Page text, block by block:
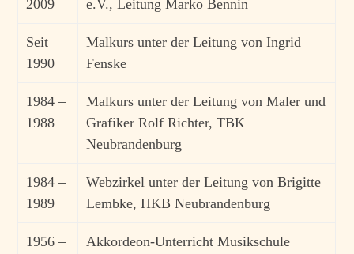
2009
e.V., Leitung Marko Bennin
Seit
1990
Malkurs unter der Leitung von Ingrid
Fenske
1984 –
1988
Malkurs unter der Leitung von Maler und
Grafiker Rolf Richter, TBK
Neubrandenburg
1984 –
1989
Webzirkel unter der Leitung von Brigitte
Lembke, HKB Neubrandenburg
1956 –
Akkordeon-Unterricht Musikschule